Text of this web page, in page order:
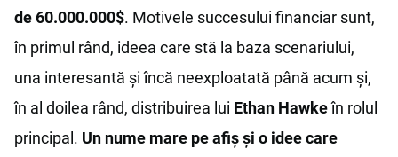
de 60.000.000$. Motivele succesului financiar sunt,
în primul rând, ideea care stă la baza scenariului,
una interesantă și încă neexploatată până acum și,
în al doilea rând, distribuirea lui Ethan Hawkeîn rolul
principal. Un nume mare pe afiș și o idee care